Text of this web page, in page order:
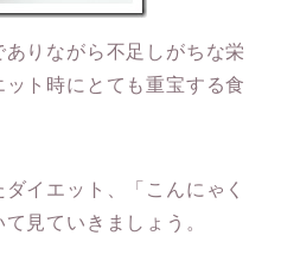
りながら不足しがちな栄
ト時にとても重宝する食
イエット、「こんにゃく
見ていきましょう。